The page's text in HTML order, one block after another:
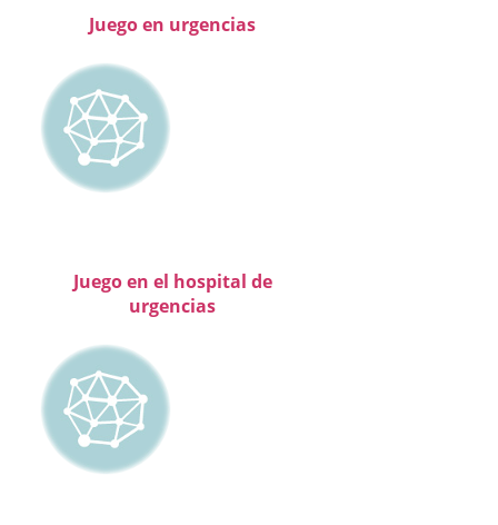
Juego en urgencias
Juego en el hospital de
urgencias